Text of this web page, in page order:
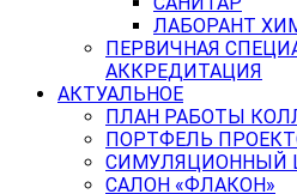
ЛАБОРАНТ
ПЕРВИЧНАЯ
АККРЕДИТАЦИЯ
АКТУАЛЬНОЕ
ПЛАН РАБОТЫ
ПОРТФЕЛЬ
СИМУЛЯЦИОННЫЙ
САЛОН «ФЛАКОН»